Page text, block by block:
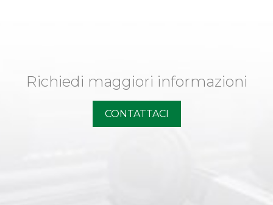
Richiedi maggiori informazioni
CONTATTACI